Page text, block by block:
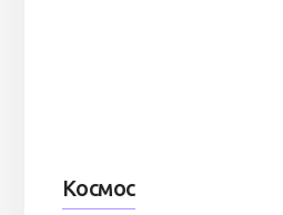
Космос